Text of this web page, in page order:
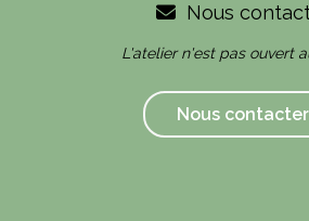
Nous
L'atelier n'est pas ouvert
Nous contacter